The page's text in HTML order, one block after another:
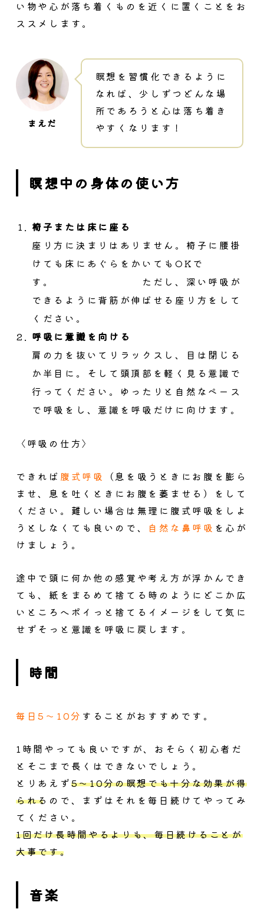
い物や心が落ち着くものを近くに置くことをお
ススメします。
瞑想を習慣化できるように
なれば、少しずつどんな場
所であろうと心は落ち着き
やすくなります！
瞑想中の身体の使い方
椅子または床に座る
座り方に決まりはありません。椅子に腰掛
けても床にあぐらをかいてもOKで
す。 ただし、深い呼吸が
できるように背筋が伸ばせる座り方をして
ください。
呼吸に意識を向ける
肩の力を抜いてリラックスし、目は閉じる
か半目に。そして頭頂部を軽く見る意識で
行ってください。ゆったりと自然なペース
で呼吸をし、意識を呼吸だけに向けます。
〈呼吸の仕方〉
できれば 腹式呼吸
（息を吸うときにお腹を膨ら
ませ、息を吐くときにお腹を萎ませる）をして
ください。難しい場合は無理に腹式呼吸をしよ
うとしなくても良いので、
自然な鼻呼吸 を心が
けましょう。
途中で頭に何か他の感覚や考え方が浮かんでき
ても、紙をまるめて捨てる時のようにどこか広
いところへポイっと捨てるイメージをして気に
せずそっと意識を呼吸に戻します。
時間
毎日5〜10分 することがおすすめです。
1時間やっても良いですが、おそらく初心者だ
とそこまで長くはできないでしょう。
とりあえず5〜10分の瞑想でも十分な効果が得
られる ので、まずはそれを毎日続けてやってみ
てください。
1回だけ長時間やるよりも、毎日続けることが
大事です。
音楽